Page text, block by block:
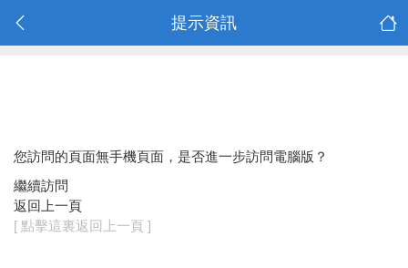
提示資訊
您訪問的頁面無手機頁面，是否進一步訪問電腦版？
繼續訪問
返回上一頁
[ 點擊這裏返回上一頁 ]